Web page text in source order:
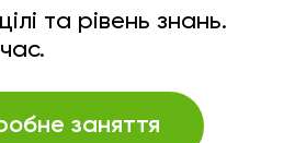
та рівень знань.
заняття